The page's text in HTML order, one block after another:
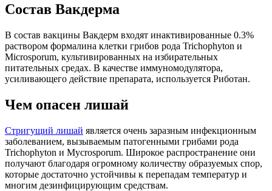
Состав Вакдерма
В состав вакцины Вакдерм входят инактивированные 0.3%
раствором формалина клетки грибов рода Trichophyton и
Microsporum, культивированных на избирательных
питательных средах. В качестве иммуномодулятора,
усиливающего действие препарата, используется Риботан.
Чем опасен лишай
Стригущий лишай является очень заразным инфекционным
заболеванием, вызываемым патогенными грибами рода
Trichophyton и Mycrosporum. Широкое распространение они
получают благодаря огромному количеству образуемых спор,
которые достаточно устойчивы к перепадам температур и
многим дезинфицирующим средствам.